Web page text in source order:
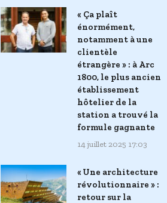
« Ça plaît
énormément,
notamment à une
clientèle
étrangère » : à Arc
1800, le plus ancien
établissement
hôtelier de la
station a trouvé la
formule gagnante
14 juillet 2025 17:03
« Une architecture
révolutionnaire » :
retour sur la